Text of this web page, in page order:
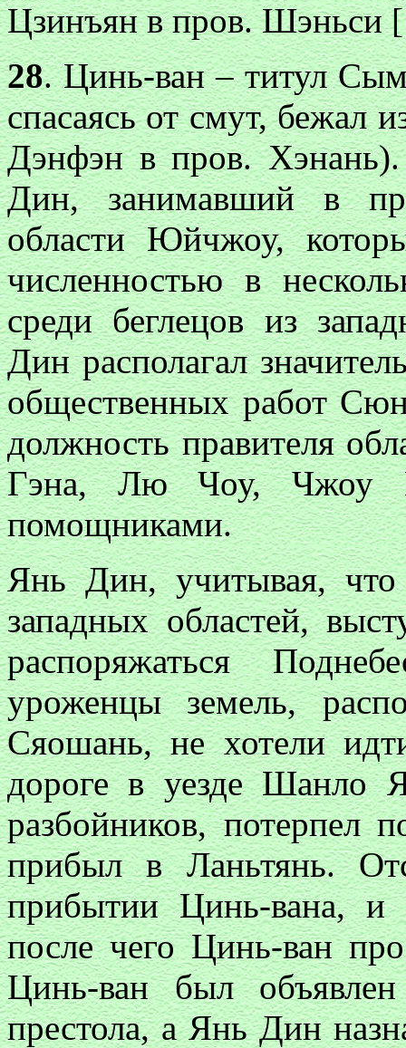
Цзинъян в пров. Шэньси
28. Цинь-ван – титул
спасаясь от смут, бежал
Дэнфэн в пров.
Дин, занимавший в
области Юйчжоу,
численностью в
среди беглецов из
Дин располагал
общественных работ
должность правителя
Гэна, Лю Чоу, Чжоу
помощниками.
Янь Дин, учитывая,
западных областей,
распоряжаться
уроженцы земель,
Сяошань, не хотели
дороге в уезде Шанло
разбойников, потерпел
прибыл в Ланьтянь.
прибытии Цинь-вана, и
после чего Цинь-ван
Цинь-ван был объявлен
престола, а Янь Дин